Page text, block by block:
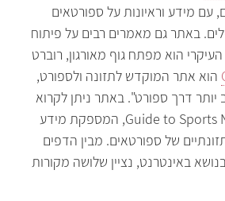
עם מידע וראיונות על ספורטאים
באתר גם מאמרים רבים על פיתוח
הוא מפתח גוף מאורגון, רוברט
הוא אתר המוקדש לתזונה ולספורט,
יותר דרך ספורט". באתר ניתן לקרוא
את החוברת Guide to Sports Nutrition, המספקת מידע
של ספורטאים. מבין הדפים
באינטרנט, נציין שלושה מקורות